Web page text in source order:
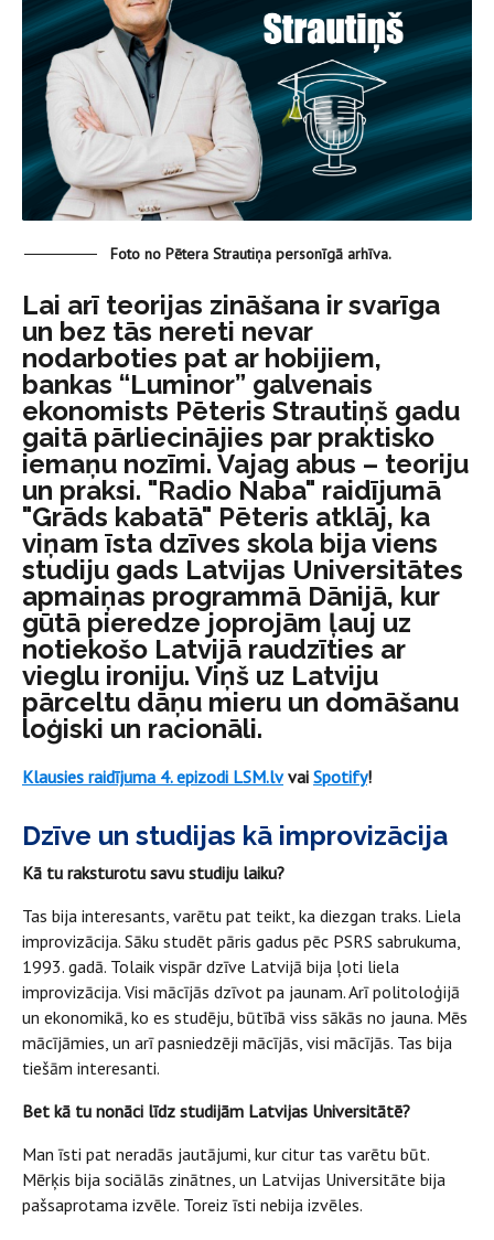
Foto no Pētera Strautiņa personīgā arhīva.
Lai arī teorijas zināšana ir svarīga
un bez tās nereti nevar
nodarboties pat ar hobijiem,
bankas “Luminor” galvenais
ekonomists Pēteris Strautiņš gadu
gaitā pārliecinājies par praktisko
iemaņu nozīmi. Vajag abus – teoriju
un praksi. "Radio Naba" raidījumā
"Grāds kabatā" Pēteris atklāj, ka
viņam īsta dzīves skola bija viens
studiju gads Latvijas Universitātes
apmaiņas programmā Dānijā, kur
gūtā pieredze joprojām ļauj uz
notiekošo Latvijā raudzīties ar
vieglu ironiju. Viņš uz Latviju
pārceltu dāņu mieru un domāšanu
loģiski un racionāli.
Klausies raidījuma 4. epizodi LSM.lvvai Spotify!
Dzīve un studijas kā improvizācija
Kā tu raksturotu savu studiju laiku?
Tas bija interesants, varētu pat teikt, ka diezgan traks. Liela
improvizācija. Sāku studēt pāris gadus pēc PSRS sabrukuma,
1993. gadā. Tolaik vispār dzīve Latvijā bija ļoti liela
improvizācija. Visi mācījās dzīvot pa jaunam. Arī politoloģijā
un ekonomikā, ko es studēju, būtībā viss sākās no jauna. Mēs
mācījāmies, un arī pasniedzēji mācījās, visi mācījās. Tas bija
tiešām interesanti.
Bet kā tu nonāci līdz studijām Latvijas Universitātē?
Man īsti pat neradās jautājumi, kur citur tas varētu būt.
Mērķis bija sociālās zinātnes, un Latvijas Universitāte bija
pašsaprotama izvēle. Toreiz īsti nebija izvēles.